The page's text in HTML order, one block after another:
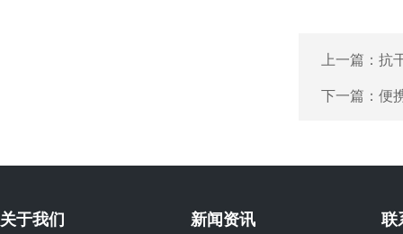
上一篇： 抗
下一篇： 便
关于我们 新闻资讯 联